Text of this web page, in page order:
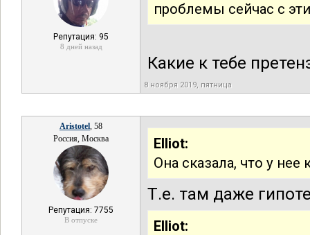
Репутация: 95
8 дней назад
проблемы сейчас с
Какие к тебе
8 ноября 2019, пятница
Aristotel, 58
Россия, Москва
Репутация: 7755
В отпуске
Elliot:
Она сказала, что у
Т.е. там даже
Elliot: